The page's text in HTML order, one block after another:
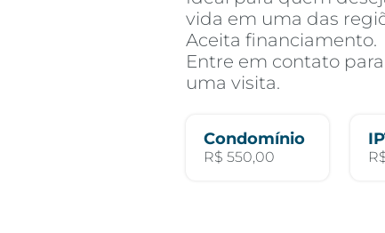
vida em uma das
Aceita financiamento.
Entre em contato
uma visita.
Condomínio
R$ 550,00